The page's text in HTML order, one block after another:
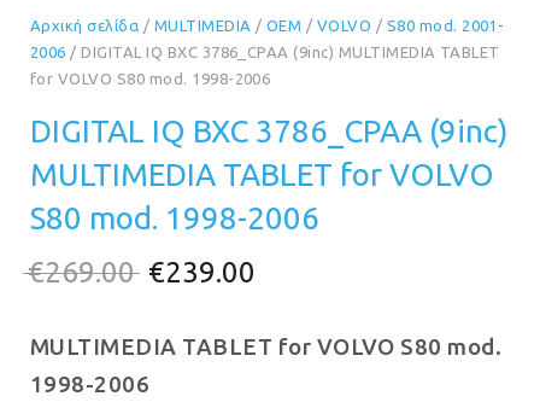
Αρχική σελίδα / MULTIMEDIA / OEM / VOLVO / S80 mod. 2001-
2006 / DIGITAL IQ BXC 3786_CPAA (9inc) MULTIMEDIA TABLET
for VOLVO S80 mod. 1998-2006
DIGITAL IQ BXC 3786_CPAA (9inc)
MULTIMEDIA TABLET for VOLVO
S80 mod. 1998-2006
€269.00 Original
was:
€239.00
τιμή
MULTIMEDIA TABLET for VOLVO S80 mod.
1998-2006